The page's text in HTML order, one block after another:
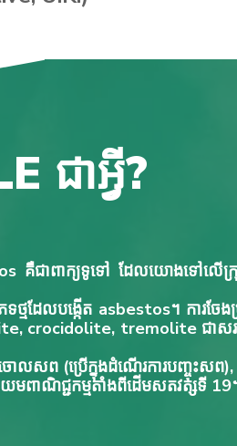
ជាអ្វី?
គឺជាពាក្យទូទៅ ដែលយោងទៅលើ
ដែលបង្កើត asbestos។ ការចែងប្
crocidolite, tremolite ជា
ចោលសព (ប្រើក្នុងដំណើរការបញ្ចុះសព
មពាណិជ្ជកម្មតាំងពីដើមសតវត្សទី 19